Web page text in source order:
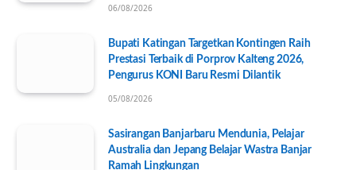
06/08/2026
Bupati Katingan Targetkan Kontingen Raih
Prestasi Terbaik di Porprov Kalteng 2026,
Pengurus KONI Baru Resmi Dilantik
05/08/2026
Sasirangan Banjarbaru Mendunia, Pelajar
Australia dan Jepang Belajar Wastra Banjar
Ramah Lingkungan